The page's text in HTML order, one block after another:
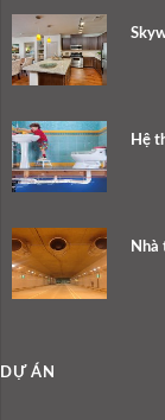
Hệ
Nhà
DỰ ÁN